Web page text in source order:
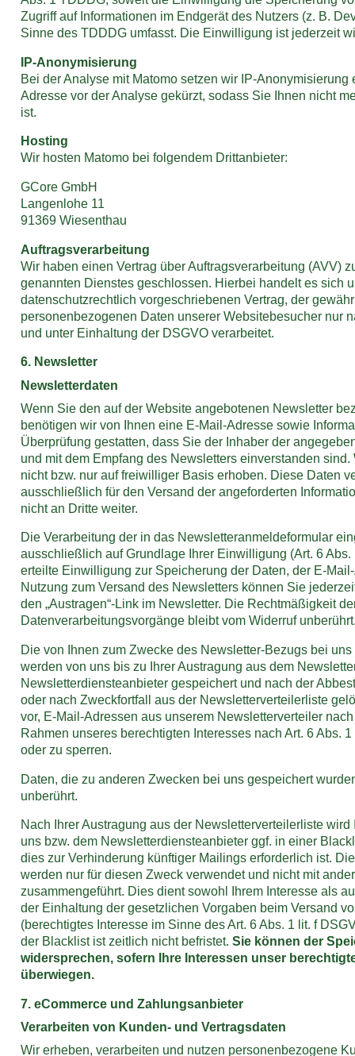
Zugriff auf Informationen im Endgerät des Nutzers (z. B.
Sinne des TDDDG umfasst. Die Einwilligung ist jederzeit
IP-Anonymisierung
Bei der Analyse mit Matomo setzen wir IP-Anonymisierung
Adresse vor der Analyse gekürzt, sodass Sie Ihnen nicht
ist.
Hosting
Wir hosten Matomo bei folgendem Drittanbieter:
GCore GmbH
Langenlohe 11
91369 Wiesenthau
Auftragsverarbeitung
Wir haben einen Vertrag über Auftragsverarbeitung (AVV)
genannten Dienstes geschlossen. Hierbei handelt es sich
datenschutzrechtlich vorgeschriebenen Vertrag, der
personenbezogenen Daten unserer Websitebesucher nur
und unter Einhaltung der DSGVO verarbeitet.
6. Newsletter
Newsletter­daten
Wenn Sie den auf der Website angebotenen Newsletter
benötigen wir von Ihnen eine E-Mail-Adresse sowie
Überprüfung gestatten, dass Sie der Inhaber der
und mit dem Empfang des Newsletters einverstanden
nicht bzw. nur auf freiwilliger Basis erhoben. Diese Daten
ausschließlich für den Versand der angeforderten
nicht an Dritte weiter.
Die Verarbeitung der in das Newsletteranmeldeformular
ausschließlich auf Grundlage Ihrer Einwilligung (Art. 6 Abs.
erteilte Einwilligung zur Speicherung der Daten, der E-
Nutzung zum Versand des Newsletters können Sie
den „Austragen“-Link im Newsletter. Die Rechtmäßigkeit
Datenverarbeitungsvorgänge bleibt vom Widerruf
Die von Ihnen zum Zwecke des Newsletter-Bezugs bei
werden von uns bis zu Ihrer Austragung aus dem
Newsletterdiensteanbieter gespeichert und nach der
oder nach Zweckfortfall aus der Newsletterverteilerliste
vor, E-Mail-Adressen aus unserem Newsletterverteiler
Rahmen unseres berechtigten Interesses nach Art. 6 Abs.
oder zu sperren.
Daten, die zu anderen Zwecken bei uns gespeichert
unberührt.
Nach Ihrer Austragung aus der Newsletterverteilerliste
uns bzw. dem Newsletterdiensteanbieter ggf. in einer
dies zur Verhinderung künftiger Mailings erforderlich ist.
werden nur für diesen Zweck verwendet und nicht mit
zusammengeführt. Dies dient sowohl Ihrem Interesse als
der Einhaltung der gesetzlichen Vorgaben beim Versand
(berechtigtes Interesse im Sinne des Art. 6 Abs. 1 lit. f
der Blacklist ist zeitlich nicht befristet. Sie können der
widersprechen, sofern Ihre Interessen unser
überwiegen.
7. eCommerce und Zahlungs­anbieter
Verarbeiten von Kunden- und Vertragsdaten
Wir erheben, verarbeiten und nutzen personenbezogene